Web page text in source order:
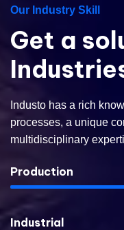
Our Industry Skill
Get a
Industo has a rich
processes, a unique
multidisciplinary
Production
Industrial